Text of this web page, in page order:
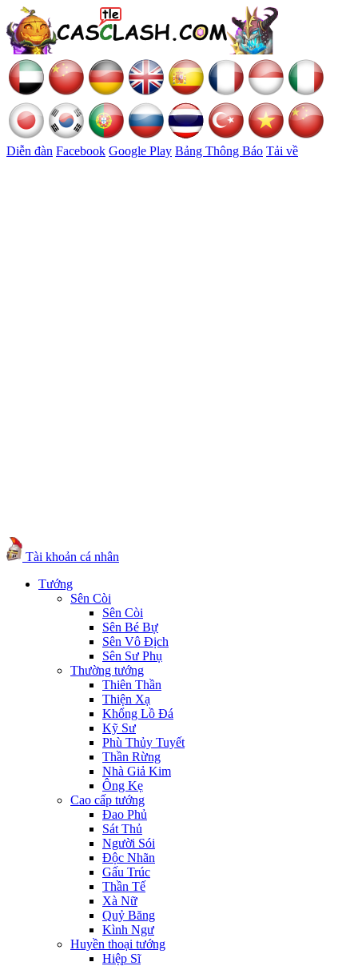
Diễn đàn Facebook Google Play Bảng Thông Báo Tải về
Tài khoản cá nhân
Tướng
Sên Còi
Sên Còi
Sên Bé Bự
Sên Vô Địch
Sên Sư Phụ
Thường tướng
Thiên Thần
Thiện Xạ
Khổng Lồ Đá
Kỹ Sư
Phù Thủy Tuyết
Thần Rừng
Nhà Giả Kim
Ông Kẹ
Cao cấp tướng
Đao Phủ
Sát Thủ
Người Sói
Độc Nhãn
Gấu Trúc
Thần Tế
Xà Nữ
Quỷ Băng
Kình Ngư
Huyền thoại tướng
Hiệp Sĩ